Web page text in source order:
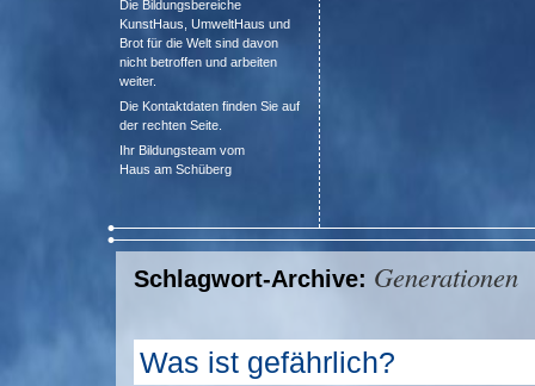
Die Bildungsbereiche
KunstHaus, UmweltHaus und
Brot für die Welt sind davon
nicht betroffen und arbeiten
weiter.
Die Kontaktdaten finden Sie auf
der rechten Seite.
Ihr Bildungsteam vom
Haus am Schüberg
Schlagwort-Archive: Generationen
Was ist gefährlich?